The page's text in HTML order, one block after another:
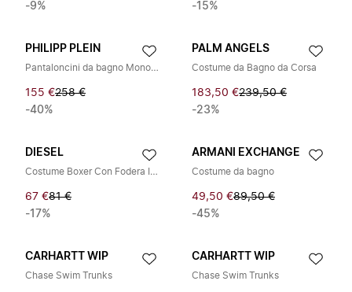
-9%
-15%
PHILIPP PLEIN
Pantaloncini da bagno Monogram Signature
155 €258 €
-40%
PALM ANGELS
Costume da Bagno da Corsa
183,50 €239,50 €
-23%
DIESEL
Costume Boxer Con Fodera Interna
67 €81 €
-17%
ARMANI EXCHANGE
Costume da bagno
49,50 €89,50 €
-45%
CARHARTT WIP
Chase Swim Trunks
CARHARTT WIP
Chase Swim Trunks